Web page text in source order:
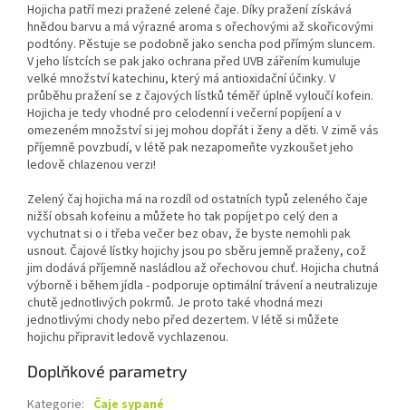
Hojicha patří mezi pražené zelené čaje. Díky pražení získává
hnědou barvu a má výrazné aroma s ořechovými až skořicovými
podtóny. Pěstuje se podobně jako sencha pod přímým sluncem.
V jeho lístcích se pak jako ochrana před UVB zářením kumuluje
velké množství katechinu, který má antioxidační účinky. V
průběhu pražení se z čajových lístků téměř úplně vyloučí kofein.
Hojicha je tedy vhodné pro celodenní i večerní popíjení a v
omezeném množství si jej mohou dopřát i ženy a děti. V zimě vás
příjemně povzbudí, v létě pak nezapomeňte vyzkoušet jeho
ledově chlazenou verzi!
Zelený čaj hojicha má na rozdíl od ostatních typů zeleného čaje
nižší obsah kofeinu a můžete ho tak popíjet po celý den a
vychutnat si o i třeba večer bez obav, že byste nemohli pak
usnout. Čajové lístky hojichy jsou po sběru jemně praženy, což
jim dodává příjemně nasládlou až ořechovou chuť. Hojicha chutná
výborně i během jídla - podporuje optimální trávení a neutralizuje
chutě jednotlivých pokrmů. Je proto také vhodná mezi
jednotlivými chody nebo před dezertem. V létě si můžete
hojichu připravit ledově vychlazenou.
Doplňkové parametry
Kategorie: Čaje sypané